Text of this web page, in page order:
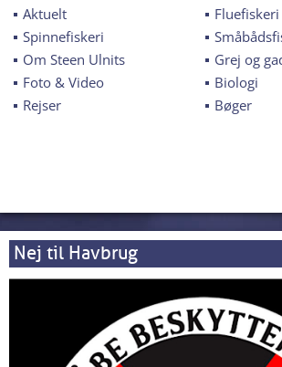
Aktuelt
Fluefiskeri
Spinnefiskeri
Om Steen Ulnits
Grej og
Foto & Video
Biologi
Rejser
Bøger
Nej til Havbrug